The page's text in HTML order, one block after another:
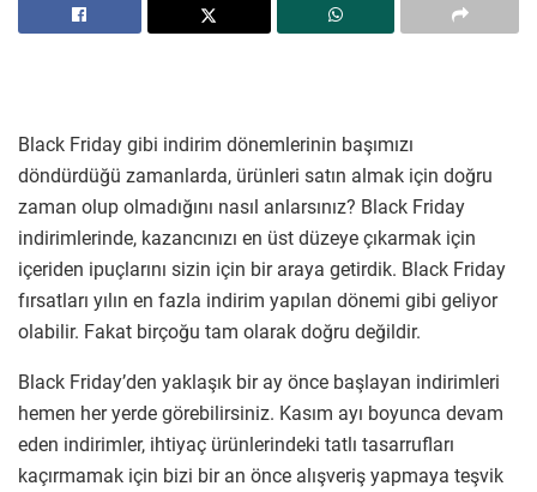
Black Friday gibi indirim dönemlerinin başımızı
döndürdüğü zamanlarda, ürünleri satın almak için doğru
zaman olup olmadığını nasıl anlarsınız? Black Friday
indirimlerinde, kazancınızı en üst düzeye çıkarmak için
içeriden ipuçlarını sizin için bir araya getirdik. Black Friday
fırsatları yılın en fazla indirim yapılan dönemi gibi geliyor
olabilir. Fakat birçoğu tam olarak doğru değildir.
Black Friday’den yaklaşık bir ay önce başlayan indirimleri
hemen her yerde görebilirsiniz. Kasım ayı boyunca devam
eden indirimler, ihtiyaç ürünlerindeki tatlı tasarrufları
kaçırmamak için bizi bir an önce alışveriş yapmaya teşvik